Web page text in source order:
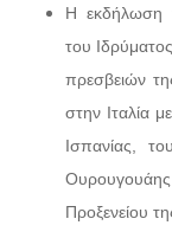
H εκδήλωση
του
πρεσβειών
στην Ιταλία
Ισπανίας,
Προξενείου